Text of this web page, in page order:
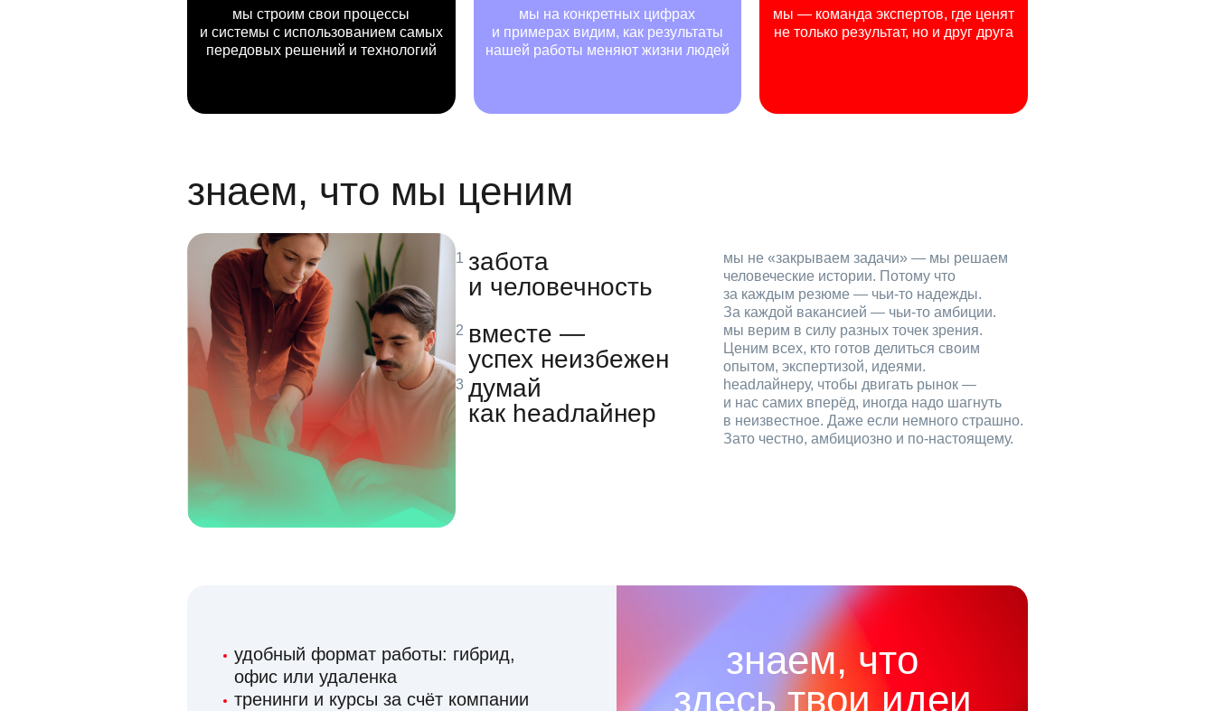
мы строим свои процессы
и системы с использованием самых
передовых решений и технологий
мы на конкретных цифрах
и примерах видим, как результаты
нашей работы меняют жизни людей
мы — команда экспертов, где ценят
не только результат, но и друг друга
знаем, что мы ценим
забота
и человечность
мы не «закрываем задачи» — мы решаем
человеческие истории. Потому что
за каждым резюме — чьи‑то надежды.
За каждой вакансией — чьи‑то амбиции.
вместе —
успех неизбежен
мы верим в силу разных точек зрения.
Ценим всех, кто готов делиться своим
опытом, экспертизой, идеями.
думай
как headлайнер
headлайнеру, чтобы двигать рынок —
и нас самих вперёд, иногда надо шагнуть
в неизвестное. Даже если немного страшно.
Зато честно, амбициозно и по‑настоящему.
удобный формат работы: гибрид,
офис или удаленка
тренинги и курсы за счёт компании
знаем, что
здесь твои идеи